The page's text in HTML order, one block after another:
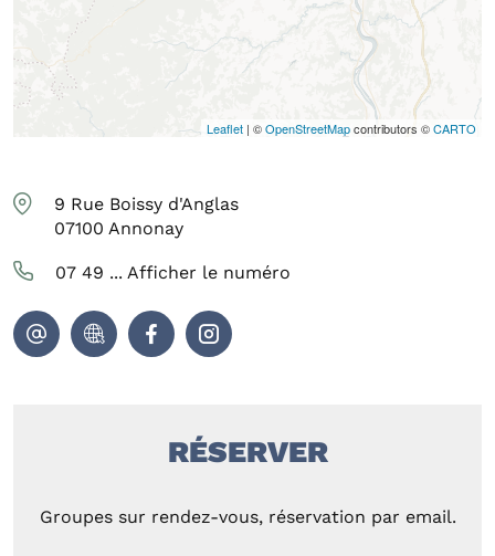
Leaflet | ©OpenStreetMapcontributors ©CARTO
9 Rue Boissy d'Anglas
07100 Annonay
07 49 ... Afficher le numéro
RÉSERVER
Groupes sur rendez-vous, réservation par email.